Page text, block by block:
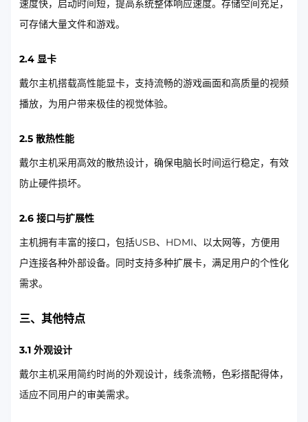
速度快，启动时间短，提高系统整体响应速度。存储空间充足，
可存储大量文件和游戏。
2.4 显卡
戴尔主机搭载高性能显卡，支持流畅的游戏画面和高质量的视频
播放，为用户带来极佳的视觉体验。
2.5 散热性能
戴尔主机采用高效的散热设计，确保电脑长时间运行稳定，有效
防止硬件损坏。
2.6 接口与扩展性
主机拥有丰富的接口，包括USB、HDMI、以太网等，方便用
户连接各种外部设备。同时支持多种扩展卡，满足用户的个性化
需求。
三、其他特点
3.1 外观设计
戴尔主机采用简约时尚的外观设计，线条流畅，色彩搭配得体，
适应不同用户的审美需求。